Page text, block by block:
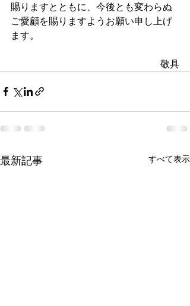
賜りますとともに、今後とも変わらぬ
ご愛顧を賜りますようお願い申し上げ
ます。
敬具
最新記事 すべて表示